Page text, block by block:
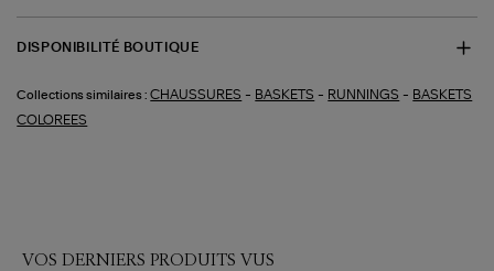
DISPONIBILITÉ BOUTIQUE
Collections similaires : CHAUSSURES - BASKETS - RUNNINGS - BASKETS
COLOREES
VOS DERNIERS PRODUITS VUS